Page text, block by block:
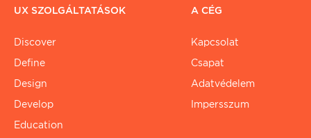
UX SZOLGÁLTATÁSOK
Discover
Define
Design
Develop
Education
A CÉG
Kapcsolat
Csapat
Adatvédelem
Impersszum